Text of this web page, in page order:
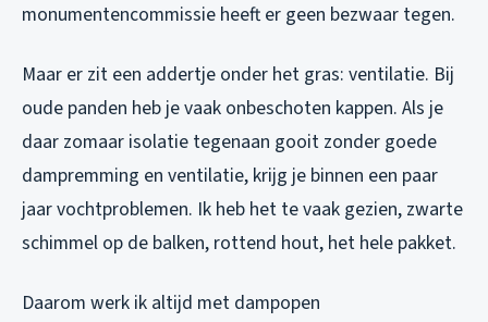
monumentencommissie heeft er geen bezwaar tegen.
Maar er zit een addertje onder het gras: ventilatie. Bij
oude panden heb je vaak onbeschoten kappen. Als je
daar zomaar isolatie tegenaan gooit zonder goede
dampremming en ventilatie, krijg je binnen een paar
jaar vochtproblemen. Ik heb het te vaak gezien, zwarte
schimmel op de balken, rottend hout, het hele pakket.
Daarom werk ik altijd met dampopen